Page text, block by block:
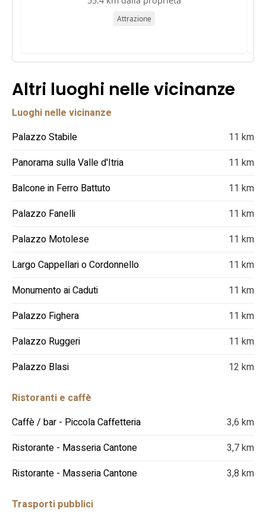
Attrazione
Altri luoghi nelle vicinanze
Luoghi nelle vicinanze
Palazzo Stabile
11 km
Panorama sulla Valle d'Itria
11 km
Balcone in Ferro Battuto
11 km
Palazzo Fanelli
11 km
Palazzo Motolese
11 km
Largo Cappellari o Cordonnello
11 km
Monumento ai Caduti
11 km
Palazzo Fighera
11 km
Palazzo Ruggeri
11 km
Palazzo Blasi
12 km
Ristoranti e caffè
Caffè / bar - Piccola Caffetteria
3,6 km
Ristorante - Masseria Cantone
3,7 km
Ristorante - Masseria Cantone
3,8 km
Trasporti pubblici